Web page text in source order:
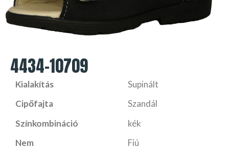
4434-10709
Kialakítás
Supinált
Cipőfajta
Szandál
Színkombináció
kék
Nem
Fiú